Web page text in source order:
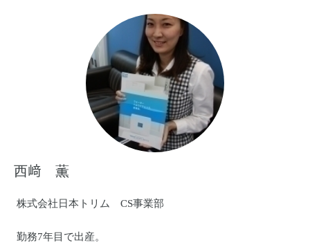
西﨑 薫
株式会社日本トリム CS事業部
勤務7年目で出産。